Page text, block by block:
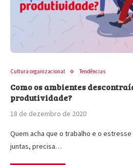
Cultura organizacional Tendências
Como os ambientes
produtividade?
18 de dezembro de 2020
Quem acha que o trabalho e o
juntas, precisa…